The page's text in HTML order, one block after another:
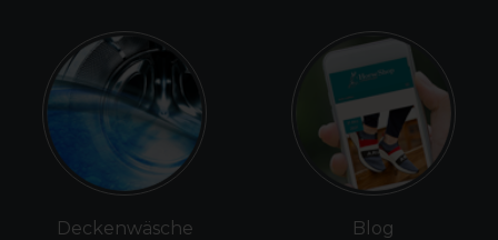
Deckenwäsche Blog